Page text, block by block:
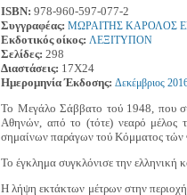
ISBN: 978-960-597-077-2
Συγγραφέας: ΜΩΡΑΙΤΗΣ ΚΑΡΟΛΟΣ
Εκδοτικός οίκος: ΛΕΞΙΤΥΠΟΝ
Σελίδες: 298
Διαστάσεις: 17Χ24
Ημερομηνία Έκδοσης: Δεκέμβριος
Το Μεγάλο Σάββατο τού 1948, που
Αθηνών, από το (τότε) νεαρό μέλος
σημαίνων παράγων τού Κόμματος τών
Το έγκλημα συγκλόνισε την ελληνική
Η λήψη εκτάκτων μέτρων στην